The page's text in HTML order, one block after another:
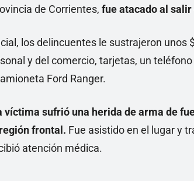
de Corrientes, fue atacado al
los delincuentes le sustrajeron unos
y del comercio, tarjetas, un
Ford Ranger.
víctima sufrió una herida de arma de
frontal. Fue asistido en el lugar y
atención médica.